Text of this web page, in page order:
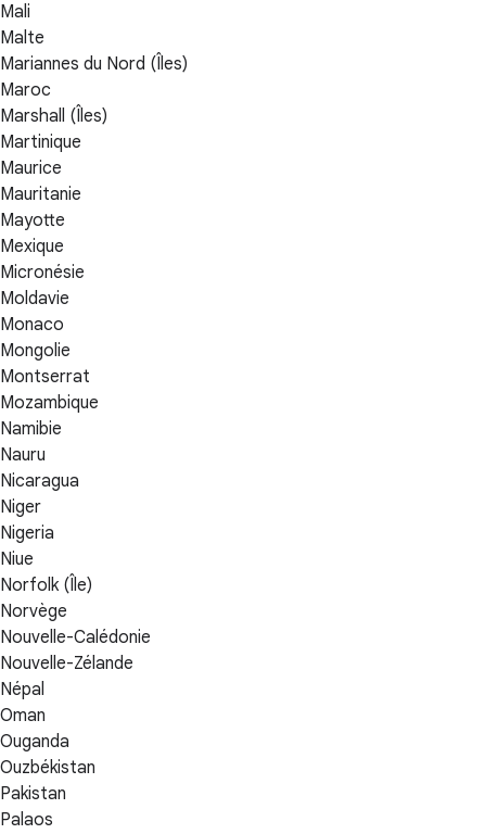
Mali
Malte
Mariannes du Nord (Îles)
Maroc
Marshall (Îles)
Martinique
Maurice
Mauritanie
Mayotte
Mexique
Micronésie
Moldavie
Monaco
Mongolie
Montserrat
Mozambique
Namibie
Nauru
Nicaragua
Niger
Nigeria
Niue
Norfolk (Île)
Norvège
Nouvelle-Calédonie
Nouvelle-Zélande
Népal
Oman
Ouganda
Ouzbékistan
Pakistan
Palaos